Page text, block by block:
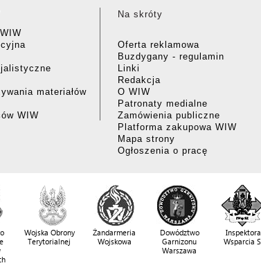
materiałów
WIW
Na skróty
Oferta reklamowa
Buzdygany - regulamin
Linki
Redakcja
O WIW
Patronaty medialne
Zamówienia publiczne
Platforma zakupowa WIW
Mapa strony
Ogłoszenia o pracę
Wojska Obrony
Terytorialnej
Żandarmeria
Wojskowa
Dowództwo
Garnizonu
Warszawa
Wsparcia